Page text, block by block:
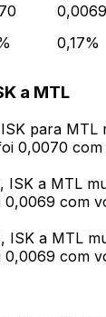
0,0069
0,17%
a MTL
para
0,0070 com
ISK a MTL
com
ISK a MTL
com